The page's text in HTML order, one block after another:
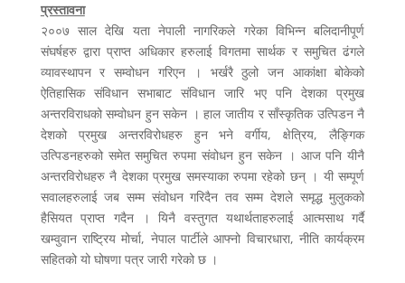
प्रस्तावना
२००७ साल देखि यता नेपाली नागरिकले गरेका विभिन्न बलिदानीपूर्ण
संघर्षहरु द्वारा प्राप्त अधिकार हरुलाई विगतमा सार्थक र समुचित ढंगले
व्यावस्थापन र सम्वोधन गरिएन । भर्खरै ठुलो जन आकांक्षा बोकेको
ऐतिहासिक संविधान सभाबाट संविधान जारि भए पनि देशका प्रमुख
अन्तरविराधको सम्वोधन हुन सकेन । हाल जातीय र साँस्कृतिक उत्पिडन नै
देशको प्रमुख अन्तरविरोधहरु हुन भने वर्गीय, क्षेत्रिय, लैङ्गिक
उत्पिडनहरुको समेत समुचित रुपमा संवोधन हुन सकेन । आज पनि यीनै
अन्तरविरोधहरु नै देशका प्रमुख समस्याका रुपमा रहेको छन् । यी सम्पूर्ण
सवालहरुलाई जब सम्म संवोधन गरिदैन तव सम्म देशले समृद्ध मुलुकको
हैसियत प्राप्त गदैन । यिनै वस्तुगत यथार्थताहरुलाई आत्मसाथ गर्दै
खम्वुवान राष्ट्रिय मोर्चा, नेपाल पार्टीले आफ्नो विचारधारा, नीति कार्यक्रम
सहितको यो घोषणा पत्र जारी गरेको छ ।